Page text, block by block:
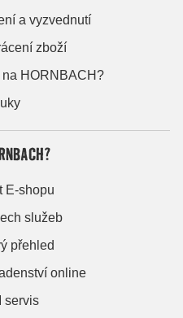
a vyzvednutí
zboží
HORNBACH?
E-shopu
služeb
přehled
online
servis